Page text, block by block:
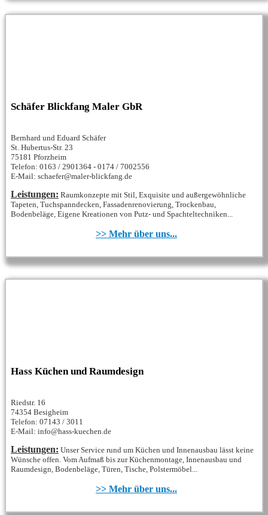
Schäfer Blickfang Maler GbR
Bernhard und Eduard Schäfer
St. Hubertus-Str. 23
75181 Pforzheim
Telefon: 0163 / 2901364 - 0174 / 7002556
E-Mail: schaefer@maler-blickfang.de
Leistungen: Raumkonzepte mit Stil, Exquisite und außergewöhnliche
Tapeten, Tuchspanndecken, Fassadenrenovierung, Trockenbau,
Bodenbeläge, Eigene Kreationen von Putz- und Spachteltechniken...
>> Mehr über uns...
Hass Küchen und Raumdesign
Riedstr. 16
74354 Besigheim
Telefon: 07143 / 3011
E-Mail: info@hass-kuechen.de
Leistungen: Unser Service rund um Küchen und Innenausbau lässt keine
Wünsche offen. Vom Aufmaß bis zur Küchenmontage, Innenausbau und
Raumdesign, Bodenbeläge, Türen, Tische, Polstermöbel...
>> Mehr über uns...